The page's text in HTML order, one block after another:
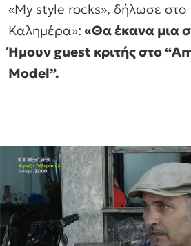
«My style rocks», δήλωσε στο
Καλημέρα»: «Θα έκανα μια
Ήμουν guest κριτής στο
Μodel”.